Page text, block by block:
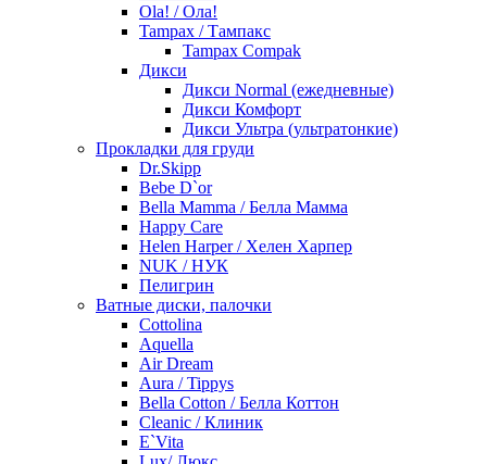
Ola! / Ола!
Tampax / Тампакс
Tampax Compak
Дикси
Дикси Normal (ежедневные)
Дикси Комфорт
Дикси Ультра (ультратонкие)
Прокладки для груди
Dr.Skipp
Bebe D`or
Bella Mamma / Белла Мамма
Happy Care
Helen Harper / Хелен Харпер
NUK / НУК
Пелигрин
Ватные диски, палочки
Cottolina
Aquella
Air Dream
Aura / Tippys
Bella Cotton / Белла Коттон
Cleanic / Клиник
E`Vita